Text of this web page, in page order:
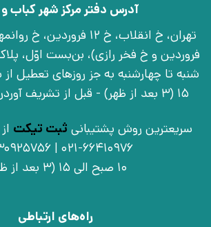
آدرس دفتر مرکز شهر کباب
15 (3 بعد از ظهر) - قبل از تشریف آوردن تماس بگیرید
سریعترین روش پشتیبانی ثبت تیکت
021-66410976 | 09030925756
10 صبح الی 15 (3 بعد از ظهر)
راه‌های ارتباطی